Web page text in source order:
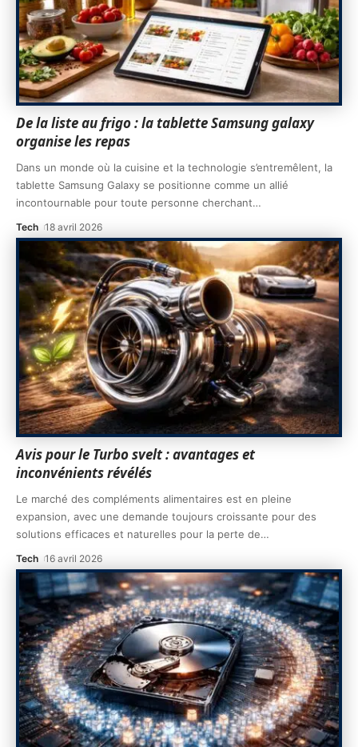
De la liste au frigo : la tablette Samsung galaxy
organise les repas
Dans un monde où la cuisine et la technologie s’entremêlent, la
tablette Samsung Galaxy se positionne comme un allié
incontournable pour toute personne cherchant…
Tech 18 avril 2026
Avis pour le Turbo svelt : avantages et
inconvénients révélés
Le marché des compléments alimentaires est en pleine
expansion, avec une demande toujours croissante pour des
solutions efficaces et naturelles pour la perte de…
Tech 16 avril 2026